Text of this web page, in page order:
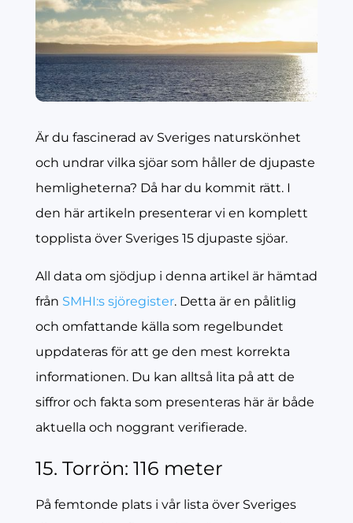
Är du fascinerad av Sveriges naturskönhet
och undrar vilka sjöar som håller de djupaste
hemligheterna? Då har du kommit rätt. I
den här artikeln presenterar vi en komplett
topplista över Sveriges 15 djupaste sjöar.
All data om sjödjup i denna artikel är hämtad
från SMHI:s sjöregister. Detta är en pålitlig
och omfattande källa som regelbundet
uppdateras för att ge den mest korrekta
informationen. Du kan alltså lita på att de
siffror och fakta som presenteras här är både
aktuella och noggrant verifierade.
15. Torrön: 116 meter
På femtonde plats i vår lista över Sveriges